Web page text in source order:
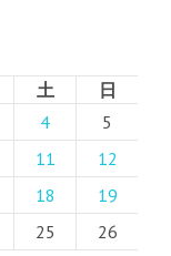
土 日
4
5
11
12
18
19
25
26